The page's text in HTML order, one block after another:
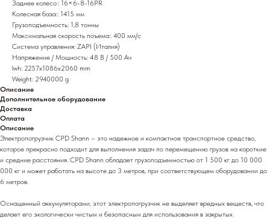
Заднее колесо:: 16×6-8-16PR
Колесная база:: 1415 мм
Грузоподъемность: 1,8 тонны
Максимальная скорость поъема:: 400 мм/с
Система управления: ZAPI (Италия)
Напряжение / Мощность: 48 В / 500 Ач
lwh: 2257x1086x2060 mm
Weight: 2940000 g
Описание
Дополнительное оборудование
Доставка
Оплата
Описание
Электропогрузчик CPD Shann – это надежное и компактное транспортное средство,
которое прекрасно подходит для выполнения задач по перемещению грузов на короткие
и средние расстояния. CPD Shann обладает грузоподъемностью от 1 500 кг до 10 000
000 кг и может работать на высоте до 3 метров, при соответствующем оборудовании до
6 метров.
Оснащенный аккумуляторами, этот электропогрузчик не выделяет вредных веществ, что
делает его экологически чистым и безопасным для использования в закрытых